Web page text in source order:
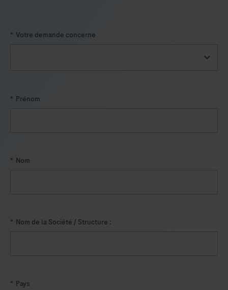
diffère
* Votre demande concerne
* Prénom
* Nom
* Nom de la Société / Structure :
* Pays